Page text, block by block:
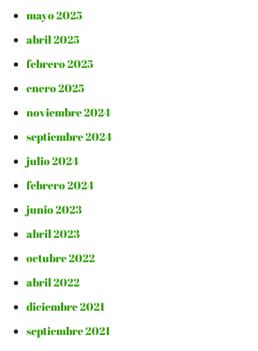
mayo 2025
abril 2025
febrero 2025
enero 2025
noviembre 2024
septiembre 2024
julio 2024
febrero 2024
junio 2023
abril 2023
octubre 2022
abril 2022
diciembre 2021
septiembre 2021